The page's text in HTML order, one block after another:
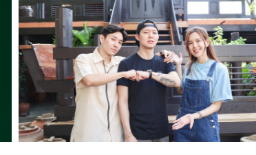
หรือ “บอย พีซเมคเกอร์” ที่ล่าสุดหนุ่ม “บอย” ได้เอา
เพลงนี้กลับมาทำดนตรีใหม่อีกครั้ง เป็นแบบเดียวกับ
ไปแสดงสดบนเวที